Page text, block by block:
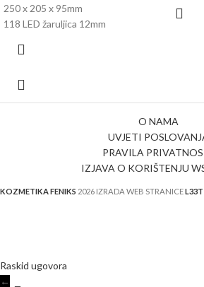
250 x 205 x 95mm
118 LED žaruljica 12mm
O NAMA
UVJETI
PRAVILA
IZJAVA O KORIŠTENJU
KOZMETIKA FENIKS 2026 IZRADA WEB STRANICE
Raskid ugovora
←